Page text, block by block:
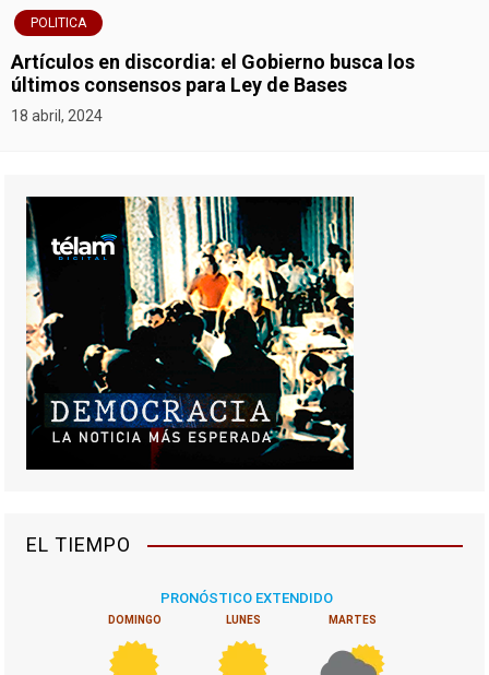
POLITICA
Artículos en discordia: el Gobierno busca los
últimos consensos para Ley de Bases
18 abril, 2024
EL TIEMPO